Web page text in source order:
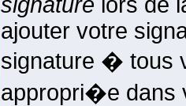
ajouter votre
signature � tous
appropri�e dans